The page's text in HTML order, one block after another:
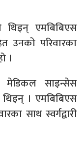
थिइन् एमबिबिएस
उनको परिवारका
।
साइन्सेस
। एमबिबिएस
साथ स्वर्गद्वारी